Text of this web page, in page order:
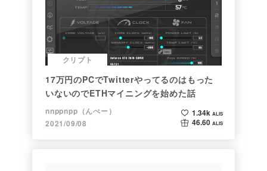
クリプト
17万円のPCでTwitterやってるのはもった
いないのでETHマイニングを始めた話
nnppnpp（んぺー）
2021/09/08
1.34k ALIS
46.60 ALIS